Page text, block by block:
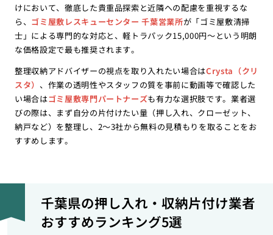
けにおいて、徹底した貴重品探索と近隣への配慮を重視するな
ら、 ゴミ屋敷レスキューセンター 千葉営業所が「ゴミ屋敷清掃
士」による専門的な対応と、軽トラパック15,000円〜という明朗
な価格設定で最も推奨されます。
整理収納アドバイザーの視点を取り入れたい場合はCrysta（クリ
スタ） 、作業の透明性やスタッフの質を事前に動画等で確認した
い場合はゴミ屋敷専門パートナーズも有力な選択肢です。業者選
びの際は、まず自分の片付けたい量（押し入れ、クローゼット、
納戸など）を整理し、2〜3社から無料の見積もりを取ることをお
すすめします。
千葉県の押し入れ・収納片付け業者
おすすめランキング5選